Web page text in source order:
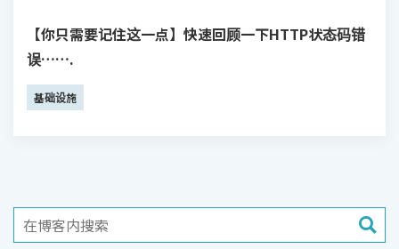
【你只需要记住这一点】快速回顾一下HTTP状态码错
误…….
基础设施